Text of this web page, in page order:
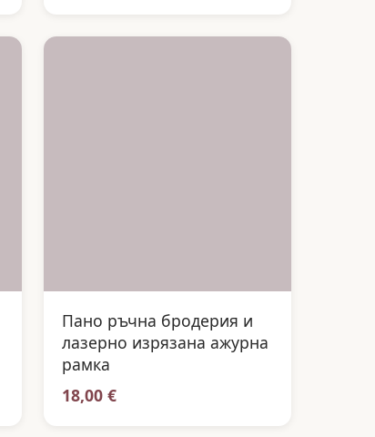
Пано ръчна бродерия и
лазерно изрязана ажурна
рамка
18,00 €